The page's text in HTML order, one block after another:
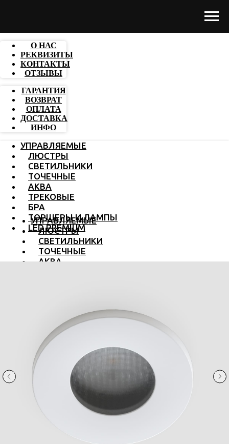
О НАС
РЕКВИЗИТЫ
КОНТАКТЫ
ОТЗЫВЫ
ГАРАНТИЯ
ВОЗВРАТ
ОПЛАТА
ДОСТАВКА
ИНФО
УПРАВЛЯЕМЫЕ
ЛЮСТРЫ
СВЕТИЛЬНИКИ
ТОЧЕЧНЫЕ
АКВА
ТРЕКОВЫЕ
БРА
ТОРШЕРЫ И ЛАМПЫ
LED PREMIUM
УПРАВЛЯЕМЫЕ
ЛЮСТРЫ
СВЕТИЛЬНИКИ
ТОЧЕЧНЫЕ
АКВА